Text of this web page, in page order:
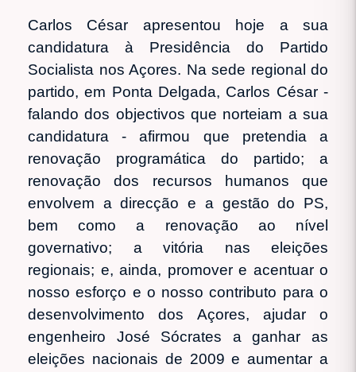
Carlos César apresentou hoje a sua
candidatura à Presidência do Partido
Socialista nos Açores. Na sede regional do
partido, em Ponta Delgada, Carlos César -
falando dos objectivos que norteiam a sua
candidatura - afirmou que pretendia a
renovação programática do partido; a
renovação dos recursos humanos que
envolvem a direcção e a gestão do PS,
bem como a renovação ao nível
governativo; a vitória nas eleições
regionais; e, ainda, promover e acentuar o
nosso esforço e o nosso contributo para o
desenvolvimento dos Açores, ajudar o
engenheiro José Sócrates a ganhar as
eleições nacionais de 2009 e aumentar a